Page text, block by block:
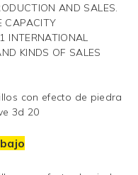
AND SALES.
CAPACITY
INTERNATIONAL
KINDS OF SALES